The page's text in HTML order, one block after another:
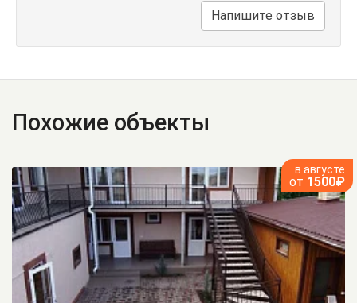
Напишите отзыв
Похожие объекты
в августе
от 1500₽